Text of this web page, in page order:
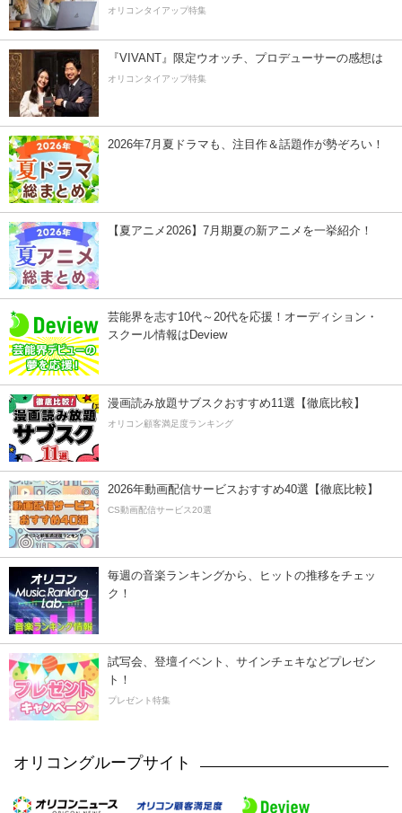
オリコンタイアップ特集
『VIVANT』限定ウオッチ、プロデューサーの感想は
オリコンタイアップ特集
2026年7月夏ドラマも、注目作＆話題作が勢ぞろい！
【夏アニメ2026】7月期夏の新アニメを一挙紹介！
芸能界を志す10代～20代を応援！オーディション・
スクール情報はDeview
漫画読み放題サブスクおすすめ11選【徹底比較】
オリコン顧客満足度ランキング
2026年動画配信サービスおすすめ40選【徹底比較】
CS動画配信サービス20選
毎週の音楽ランキングから、ヒットの推移をチェッ
ク！
試写会、登壇イベント、サインチェキなどプレゼン
ト！
プレゼント特集
オリコングループサイト